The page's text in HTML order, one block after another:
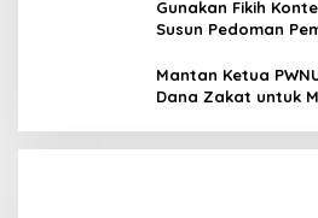
Gunakan Fikih
Susun Pedoman
Mantan Ketua
Dana Zakat untuk
Megawati Terbitkan Surat
Posisi PDIP Sebagai Partai